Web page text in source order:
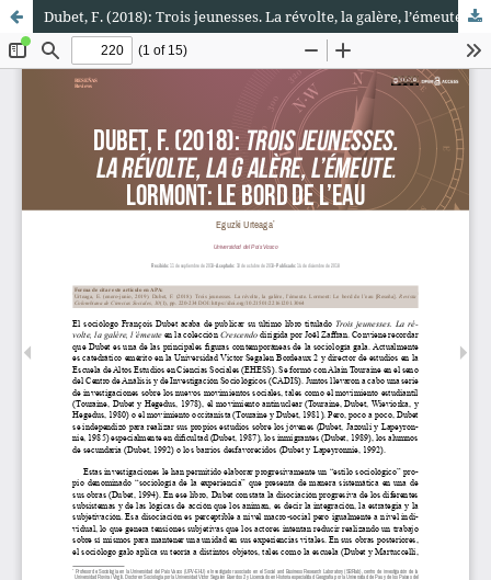
Dubet, F. (2018): Trois jeunesses. La révolte, la galère, l’émeute. Lormont: Le bord de l’eau